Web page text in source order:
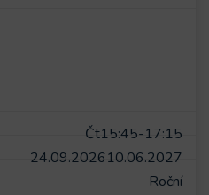
Čt15:45-17:15
24.09.202610.06.2027
Roční